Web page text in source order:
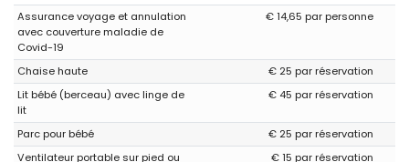
Assurance voyage et annulation
avec couverture maladie de
Covid-19
€ 14,65 par personne
Chaise haute
€ 25 par réservation
Lit bébé (berceau) avec linge de
lit
€ 45 par réservation
Parc pour bébé
€ 25 par réservation
Ventilateur portable sur pied ou
€ 15 par réservation